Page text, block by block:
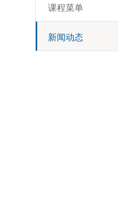
课程菜单
新闻动态